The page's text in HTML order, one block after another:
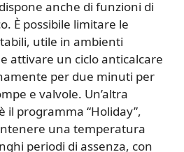
anche di funzioni di
È possibile limitare le
utile in ambienti
attivare un ciclo anticalcare
per due minuti per
e valvole. Un’altra
il programma “Holiday”,
una temperatura
periodi di assenza, con